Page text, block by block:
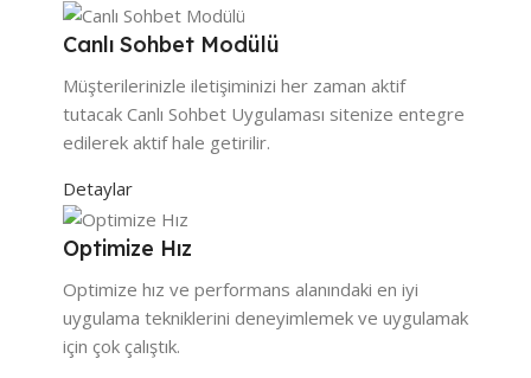
Canlı Sohbet Modülü
Müşterilerinizle iletişiminizi her zaman aktif
tutacak Canlı Sohbet Uygulaması sitenize entegre
edilerek aktif hale getirilir.
Detaylar
Optimize Hız
Optimize hız ve performans alanındaki en iyi
uygulama tekniklerini deneyimlemek ve uygulamak
için çok çalıştık.